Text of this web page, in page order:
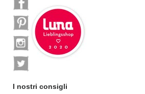
I nostri consigli